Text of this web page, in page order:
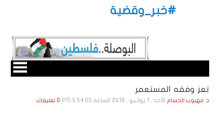
#خبر_وقضية
تعز وفقه المستعمر
د. مهيوب الحسام الأحد , 1 يـولـيـو , 2018 الساعة 5:54:05 PM 0 تعليقات